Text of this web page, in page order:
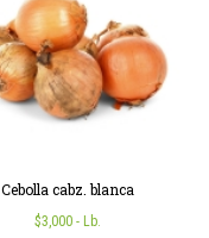
Cebolla cabz. blanca
$3,000 - Lb.